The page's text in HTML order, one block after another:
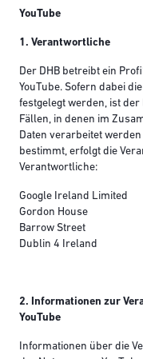
YouTube
1. Verantwortliche
Der DHB betreibt ein
YouTube. Sofern dabei
festgelegt werden, ist
Fällen, in denen im
Daten verarbeitet
bestimmt, erfolgt die
Verantwortliche:
Google Ireland Limited
Gordon House
Barrow Street
Dublin 4 Ireland
2. Informationen zur
YouTube
Informationen über die